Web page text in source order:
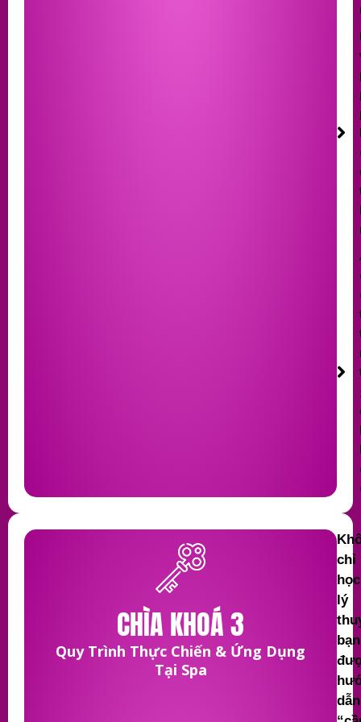
CHÌA KHOÁ 3
Quy Trình Thực Chiến & Ứng Dụng
Tại Spa
chỉ
học
lý
bạn
dẫn